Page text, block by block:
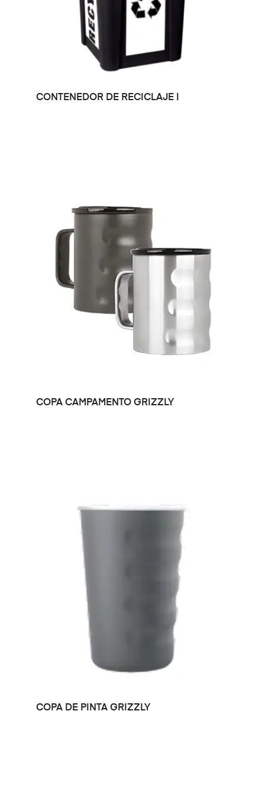
LEER MÁS
CONTENEDOR DE RECICLAJE I
LEER MÁS
COPA CAMPAMENTO GRIZZLY
LEER MÁS
COPA DE PINTA GRIZZLY